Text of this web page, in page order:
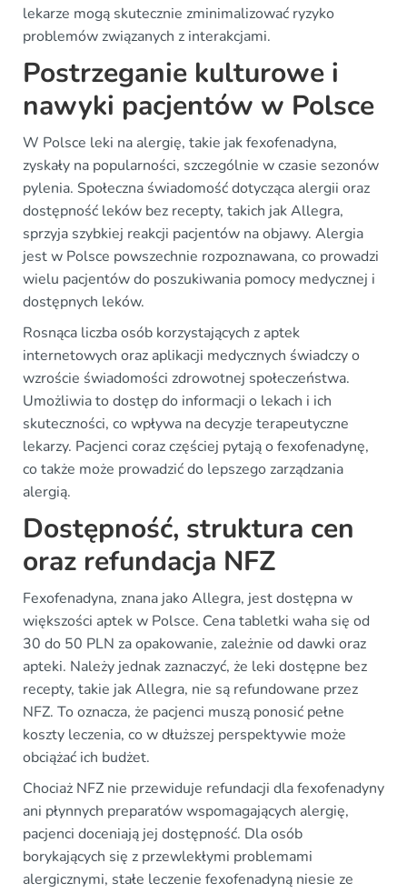
lekarze mogą skutecznie zminimalizować ryzyko
problemów związanych z interakcjami.
Postrzeganie kulturowe i
nawyki pacjentów w Polsce
W Polsce leki na alergię, takie jak fexofenadyna,
zyskały na popularności, szczególnie w czasie sezonów
pylenia. Społeczna świadomość dotycząca alergii oraz
dostępność leków bez recepty, takich jak Allegra,
sprzyja szybkiej reakcji pacjentów na objawy. Alergia
jest w Polsce powszechnie rozpoznawana, co prowadzi
wielu pacjentów do poszukiwania pomocy medycznej i
dostępnych leków.
Rosnąca liczba osób korzystających z aptek
internetowych oraz aplikacji medycznych świadczy o
wzroście świadomości zdrowotnej społeczeństwa.
Umożliwia to dostęp do informacji o lekach i ich
skuteczności, co wpływa na decyzje terapeutyczne
lekarzy. Pacjenci coraz częściej pytają o fexofenadynę,
co także może prowadzić do lepszego zarządzania
alergią.
Dostępność, struktura cen
oraz refundacja NFZ
Fexofenadyna, znana jako Allegra, jest dostępna w
większości aptek w Polsce. Cena tabletki waha się od
30 do 50 PLN za opakowanie, zależnie od dawki oraz
apteki. Należy jednak zaznaczyć, że leki dostępne bez
recepty, takie jak Allegra, nie są refundowane przez
NFZ. To oznacza, że pacjenci muszą ponosić pełne
koszty leczenia, co w dłuższej perspektywie może
obciążać ich budżet.
Chociaż NFZ nie przewiduje refundacji dla fexofenadyny
ani płynnych preparatów wspomagających alergię,
pacjenci doceniają jej dostępność. Dla osób
borykających się z przewlekłymi problemami
alergicznymi, stałe leczenie fexofenadyną niesie ze